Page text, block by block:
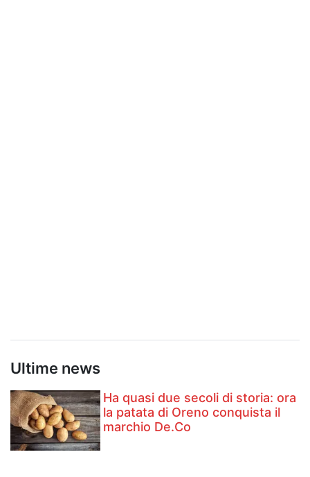
Ultime news
Ha quasi due secoli di storia: ora
la patata di Oreno conquista il
marchio De.Co